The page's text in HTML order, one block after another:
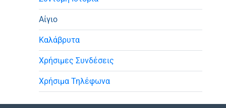
Αίγιο
Καλάβρυτα
Χρήσιμες Συνδέσεις
Χρήσιμα Τηλέφωνα